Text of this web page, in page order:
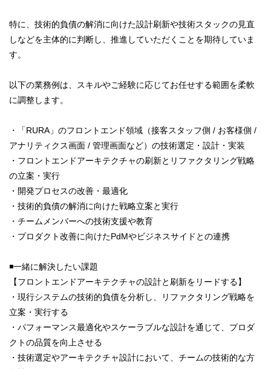
特に、技術的負債の解消に向けた設計刷新や技術スタックの見直
しなどを主体的に判断し、推進していただくことを期待していま
す。
以下の業務例は、スキルやご経験に応じてお任せする範囲を柔軟
に調整します。
・「RURA」のフロントエンド領域（接客スタッフ側 / お客様側 /
アナリティクス画面 / 管理画面など）の技術選定・設計・実装
・フロントエンドアーキテクチャの刷新とリファクタリング戦略
の立案・実行
・開発プロセスの改善・最適化
・技術的負債の解消に向けた戦略立案と実行
・チームメンバーへの技術支援や教育
・プロダクト改善に向けたPdMやビジネスサイドとの連携
◾️一緒に解決したい課題
【フロントエンドアーキテクチャの設計と刷新をリードする】
・現行システムの技術的負債を分析し、リファクタリング戦略を
立案・実行する
・パフォーマンス最適化やスケーラブルな設計を通じて、プロダ
クトの品質を向上させる
・技術選定やアーキテクチャ設計において、チームの技術的な方